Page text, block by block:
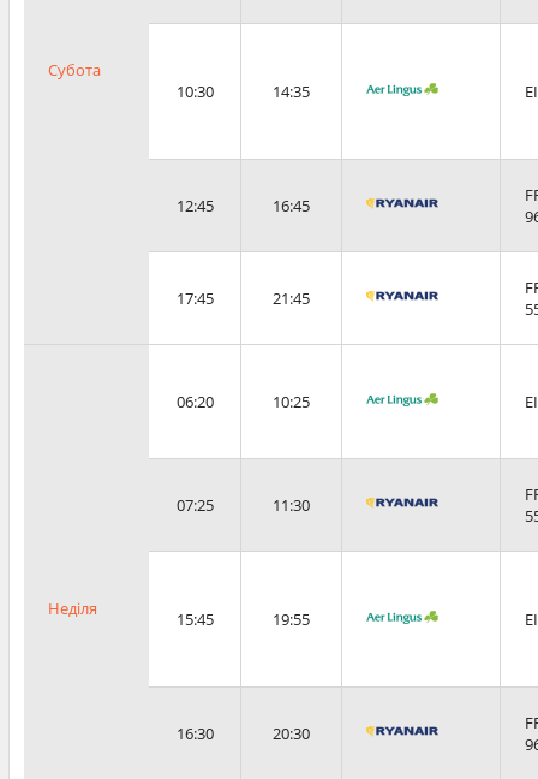
Субота
10:30 14:35
12:45 16:45
17:45 21:45
Неділя
06:20 10:25
07:25 11:30
15:45 19:55
16:30 20:30